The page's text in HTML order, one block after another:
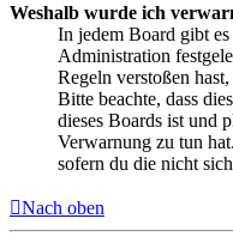
Weshalb wurde ich
In jedem Board gibt
Administration
Regeln verstoßen
Bitte beachte, dass
dieses Boards ist und
Verwarnung zu tun
sofern du die nicht
Nach oben